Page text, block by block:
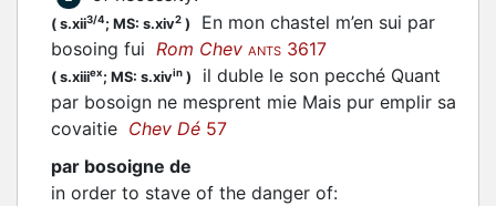
( s.xii3/4; MS: s.xiv2 )
En mon chastel m’en sui par
bosoing fui Rom Chev ANTS 3617
( s.xiiiex; MS: s.xivin )
il duble le son pecché Quant
par bosoign ne mesprent mie Mais pur emplir sa
covaitie Chev Dé 57
par bosoigne de
in order to stave of the danger of: